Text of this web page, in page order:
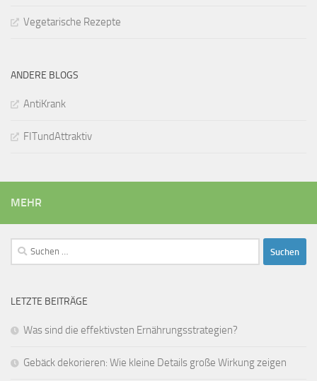
Vegetarische Rezepte
ANDERE BLOGS
AntiKrank
FITundAttraktiv
MEHR
Suchen
nach:
LETZTE BEITRÄGE
Was sind die effektivsten Ernährungsstrategien?
Gebäck dekorieren: Wie kleine Details große Wirkung zeigen